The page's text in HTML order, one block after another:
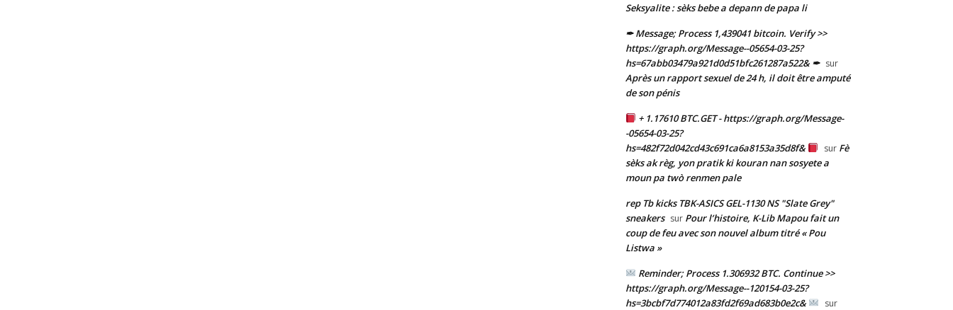
Seksyalite : sèks bebe a depann de papa li
✒ Message; Process 1,439041 bitcoin. Verify >>
https://graph.org/Message--05654-03-25?
hs=67abb03479a921d0d51bfc261287a522& ✒ sur
Après un rapport sexuel de 24 h, il doit être amputé
de son pénis
+ 1.17610 BTC.GET - https://graph.org/Message-
-05654-03-25?
hs=482f72d042cd43c691ca6a8153a35d8f&
sur Fè
sèks ak règ, yon pratik ki kouran nan sosyete a
moun pa twò renmen pale
rep Tb kicks TBK-ASICS GEL-1130 NS "Slate Grey"
sneakers sur Pour l’histoire, K-Lib Mapou fait un
coup de feu avec son nouvel album titré « Pou
Listwa »
Reminder; Process 1.306932 BTC. Continue >>
https://graph.org/Message--120154-03-25?
hs=3bcbf7d774012a83fd2f69ad683b0e2c&
sur